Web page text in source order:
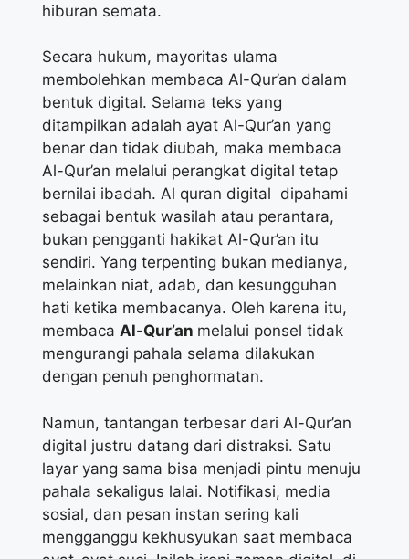
hiburan semata.
Secara hukum, mayoritas ulama
membolehkan membaca Al-Qur’an dalam
bentuk digital. Selama teks yang
ditampilkan adalah ayat Al-Qur’an yang
benar dan tidak diubah, maka membaca
Al-Qur’an melalui perangkat digital tetap
bernilai ibadah. Al quran digital dipahami
sebagai bentuk wasilah atau perantara,
bukan pengganti hakikat Al-Qur’an itu
sendiri. Yang terpenting bukan medianya,
melainkan niat, adab, dan kesungguhan
hati ketika membacanya. Oleh karena itu,
membaca Al-Qur’an melalui ponsel tidak
mengurangi pahala selama dilakukan
dengan penuh penghormatan.
Namun, tantangan terbesar dari Al-Qur’an
digital justru datang dari distraksi. Satu
layar yang sama bisa menjadi pintu menuju
pahala sekaligus lalai. Notifikasi, media
sosial, dan pesan instan sering kali
mengganggu kekhusyukan saat membaca